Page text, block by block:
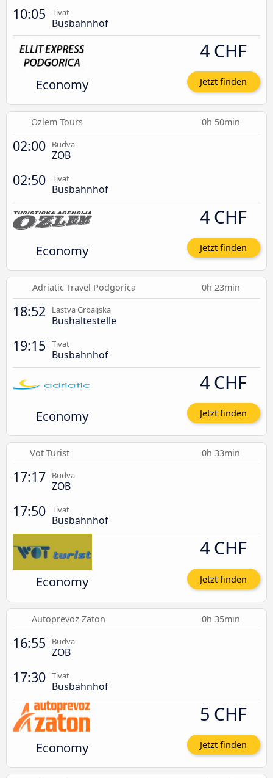
10:05 Tivat
Busbahnhof
Economy
4 CHF
Jetzt finden
Ozlem Tours 0h 50min
02:00 Budva
ZOB
02:50 Tivat
Busbahnhof
Economy
4 CHF
Jetzt finden
Adriatic Travel Podgorica 0h 23min
18:52 Lastva Grbaljska
Bushaltestelle
19:15 Tivat
Busbahnhof
Economy
4 CHF
Jetzt finden
Vot Turist 0h 33min
17:17 Budva
ZOB
17:50 Tivat
Busbahnhof
Economy
4 CHF
Jetzt finden
Autoprevoz Zaton 0h 35min
16:55 Budva
ZOB
17:30 Tivat
Busbahnhof
Economy
5 CHF
Jetzt finden